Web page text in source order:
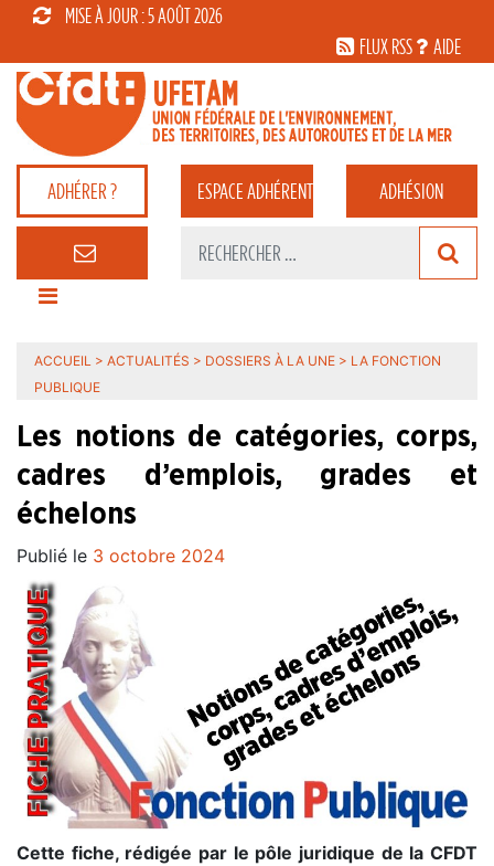
MISE À JOUR : 5 AOÛT 2026
FLUX RSS
AIDE
ADHÉRER ? ESPACEADHÉRENT ADHÉSION
ACCUEIL > ACTUALITÉS > DOSSIERS À LA UNE > LA FONCTION
PUBLIQUE
Les notions de catégories, corps,
cadres d’emplois, grades et
échelons
Publié le 3 octobre 2024
Cette fiche, rédigée par le pôle juridique de la CFDT